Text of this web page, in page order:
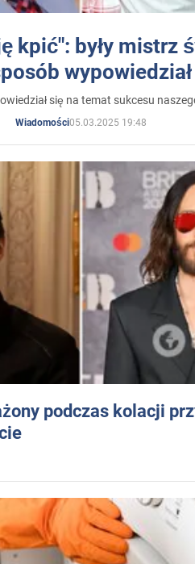
kpić": były mistrz
się na temat sukcesu
Wiadomości05.03.2025 19:48
podczas kolacji